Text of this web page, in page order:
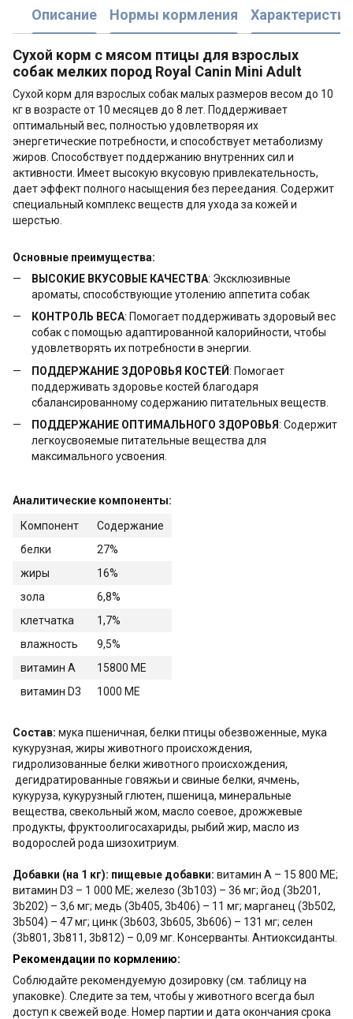
Описание Нормы кормления
Сухой корм с мясом птицы для взрослых
собак мелких пород Royal Canin Mini Adult
Сухой корм для взрослых собак малых размеров весом до 10
кг в возрасте от 10 месяцев до 8 лет. Поддерживает
оптимальный вес, полностью удовлетворяя их
энергетические потребности, и способствует метаболизму
жиров. Способствует поддержанию внутренних сил и
активности. Имеет высокую вкусовую привлекательность,
дает эффект полного насыщения без переедания. Содержит
специальный комплекс веществ для ухода за кожей и
шерстью.
Основные преимущества:
ВЫСОКИЕ ВКУСОВЫЕ КАЧЕСТВА: Эксклюзивные
ароматы, способствующие утолению аппетита собак
КОНТРОЛЬ ВЕСА: Помогает поддерживать здоровый вес
собак с помощью адаптированной калорийности, чтобы
удовлетворять их потребности в энергии.
ПОДДЕРЖАНИЕ ЗДОРОВЬЯ КОСТЕЙ: Помогает
поддерживать здоровье костей благодаря
сбалансированному содержанию питательных веществ.
ПОДДЕРЖАНИЕ ОПТИМАЛЬНОГО ЗДОРОВЬЯ: Содержит
легкоусвояемые питательные вещества для
максимального усвоения.
Аналитические компоненты:
Компонент
Содержание
белки
27%
жиры
16%
зола
6,8%
клетчатка
1,7%
влажность
9,5%
витамин А
15800 МЕ
витамин D3
1000 МЕ
Состав: мука пшеничная, белки птицы обезвоженные, мука
кукурузная, жиры животного происхождения,
гидролизованные белки животного происхождения,
дегидратированные говяжьи и свиные белки, ячмень,
кукуруза, кукурузный глютен, пшеница, минеральные
вещества, свекольный жом, масло соевое, дрожжевые
продукты, фруктоолигосахариды, рыбий жир, масло из
водорослей рода шизохитриум.
Добавки (на 1 кг): пищевые добавки: витамин А – 15 800 МЕ;
витамин D3 – 1 000 МЕ; железо (3b103) – 36 мг; йод (3b201,
3b202) – 3,6 мг; медь (3b405, 3b406) – 11 мг; марганец (3b502,
3b504) – 47 мг; цинк (3b603, 3b605, 3b606) – 131 мг; селен
(3b801, 3b811, 3b812) – 0,09 мг. Консерванты. Антиоксиданты.
Рекомендации по кормлению:
Соблюдайте рекомендуемую дозировку (см. таблицу на
упаковке). Следите за тем, чтобы у животного всегда был
доступ к свежей воде. Номер партии и дата окончания срока